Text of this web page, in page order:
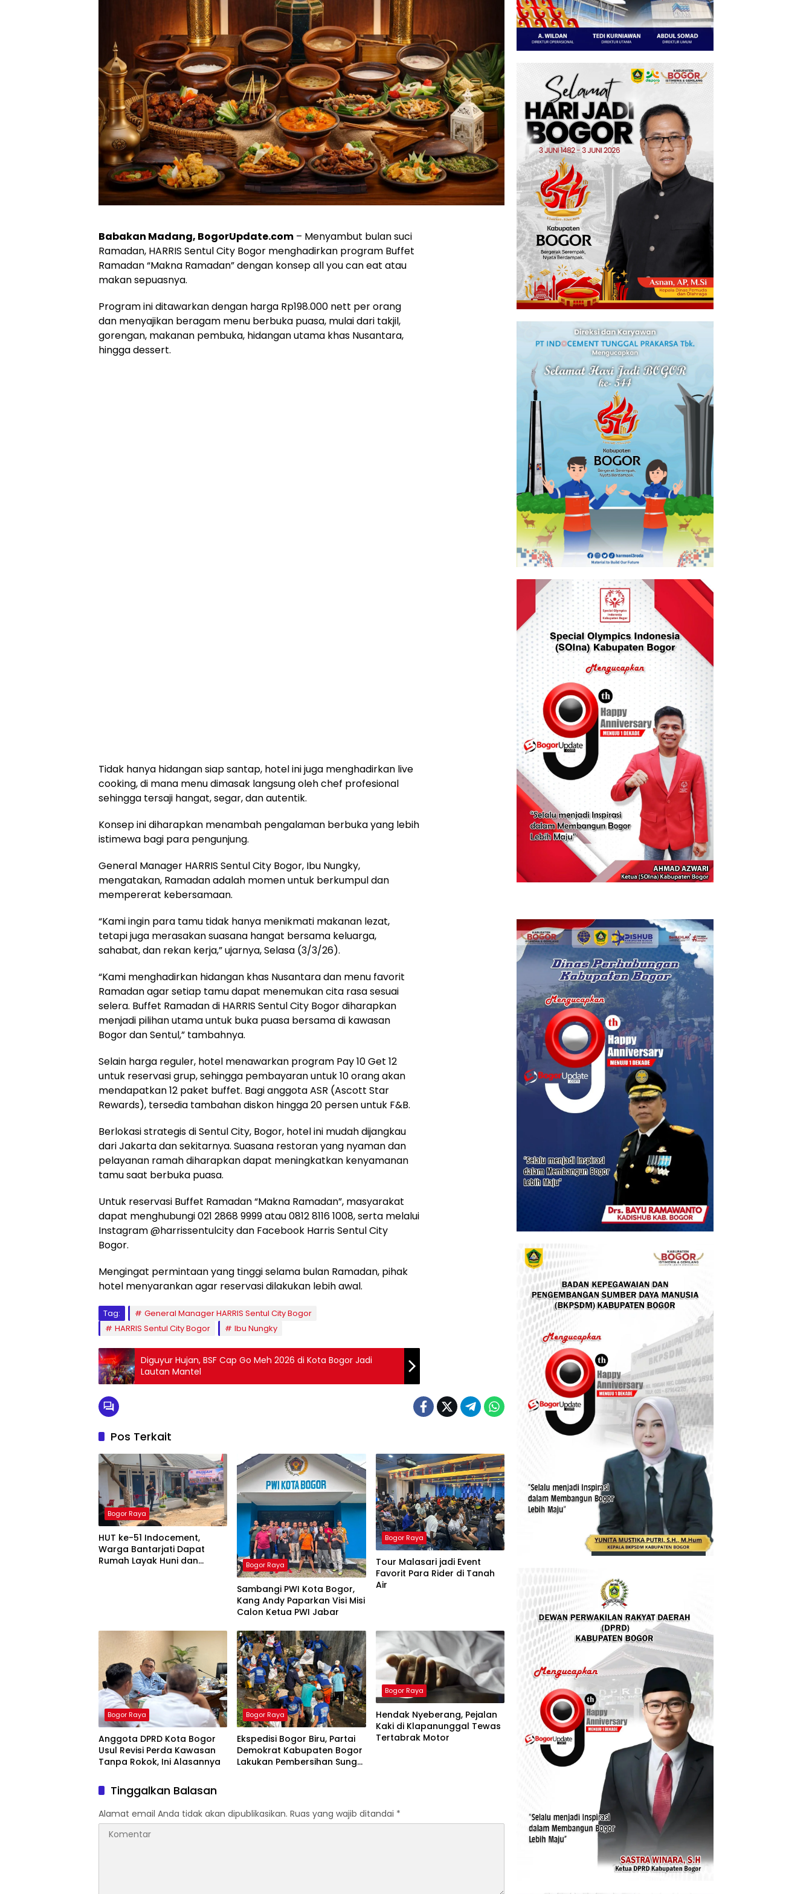
Babakan Madang, BogorUpdate.com – Menyambut bulan suci
Ramadan, HARRIS Sentul City Bogor menghadirkan program Buffet
Ramadan “Makna Ramadan” dengan konsep all you can eat atau
makan sepuasnya.
Program ini ditawarkan dengan harga Rp198.000 nett per orang
dan menyajikan beragam menu berbuka puasa, mulai dari takjil,
gorengan, makanan pembuka, hidangan utama khas Nusantara,
hingga dessert.
Tidak hanya hidangan siap santap, hotel ini juga menghadirkan live
cooking, di mana menu dimasak langsung oleh chef profesional
sehingga tersaji hangat, segar, dan autentik.
Konsep ini diharapkan menambah pengalaman berbuka yang lebih
istimewa bagi para pengunjung.
General Manager HARRIS Sentul City Bogor, Ibu Nungky,
mengatakan, Ramadan adalah momen untuk berkumpul dan
mempererat kebersamaan.
“Kami ingin para tamu tidak hanya menikmati makanan lezat,
tetapi juga merasakan suasana hangat bersama keluarga,
sahabat, dan rekan kerja,” ujarnya, Selasa (3/3/26).
“Kami menghadirkan hidangan khas Nusantara dan menu favorit
Ramadan agar setiap tamu dapat menemukan cita rasa sesuai
selera. Buffet Ramadan di HARRIS Sentul City Bogor diharapkan
menjadi pilihan utama untuk buka puasa bersama di kawasan
Bogor dan Sentul,” tambahnya.
Selain harga reguler, hotel menawarkan program Pay 10 Get 12
untuk reservasi grup, sehingga pembayaran untuk 10 orang akan
mendapatkan 12 paket buffet. Bagi anggota ASR (Ascott Star
Rewards), tersedia tambahan diskon hingga 20 persen untuk F&B.
Berlokasi strategis di Sentul City, Bogor, hotel ini mudah dijangkau
dari Jakarta dan sekitarnya. Suasana restoran yang nyaman dan
pelayanan ramah diharapkan dapat meningkatkan kenyamanan
tamu saat berbuka puasa.
Untuk reservasi Buffet Ramadan “Makna Ramadan”, masyarakat
dapat menghubungi 021 2868 9999 atau 0812 8116 1008, serta melalui
Instagram @harrissentulcity dan Facebook Harris Sentul City
Bogor.
Mengingat permintaan yang tinggi selama bulan Ramadan, pihak
hotel menyarankan agar reservasi dilakukan lebih awal.
Tag:
General Manager HARRIS Sentul City Bogor
HARRIS Sentul City Bogor
Ibu Nungky
Diguyur Hujan, BSF Cap Go Meh 2026 di Kota Bogor Jadi
Lautan Mantel
Pos Terkait
Bogor Raya
HUT ke-51 Indocement,
Warga Bantarjati Dapat
Rumah Layak Huni dan
Bogor Raya
Sambangi PWI Kota Bogor,
Kang Andy Paparkan Visi Misi
Calon Ketua PWI Jabar
Bogor Raya
Tour Malasari jadi Event
Favorit Para Rider di Tanah
Air
Bogor Raya
Anggota DPRD Kota Bogor
Usul Revisi Perda Kawasan
Tanpa Rokok, Ini Alasannya
Bogor Raya
Ekspedisi Bogor Biru, Partai
Demokrat Kabupaten Bogor
Lakukan Pembersihan Sungai
Bogor Raya
Hendak Nyeberang, Pejalan
Kaki di Klapanunggal Tewas
Tertabrak Motor
Tinggalkan Balasan
Alamat email Anda tidak akan dipublikasikan. Ruas yang wajib ditandai *